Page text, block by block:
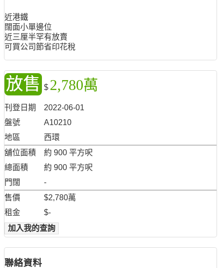
近港鐵
闊面小單邊位
近三厘半罕有放賣
可買公司節省印花稅
放售 $ 2,780萬
刊登日期
2022-06-01
盤號
A10210
地區
西環
舖位面積
約 900 平方呎
總面積
約 900 平方呎
門闊
-
售價
$2,780萬
租金
$-
加入我的查詢
聯絡資料